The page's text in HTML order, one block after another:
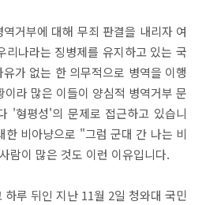
거부에 대해 무죄 판결을 내리자 여
리나라는 징병제를 유지하고 있는 국
가 없는 한 의무적으로 병역을 이행
라 많은 이들이 양심적 병역거부 문
'형평성'의 문제로 접근하고 있습니
한 비아냥으로 "그럼 군대 간 나는 비
람이 많은 것도 이런 이유입니다.
하루 뒤인 지난 11월 2일 청와대 국민